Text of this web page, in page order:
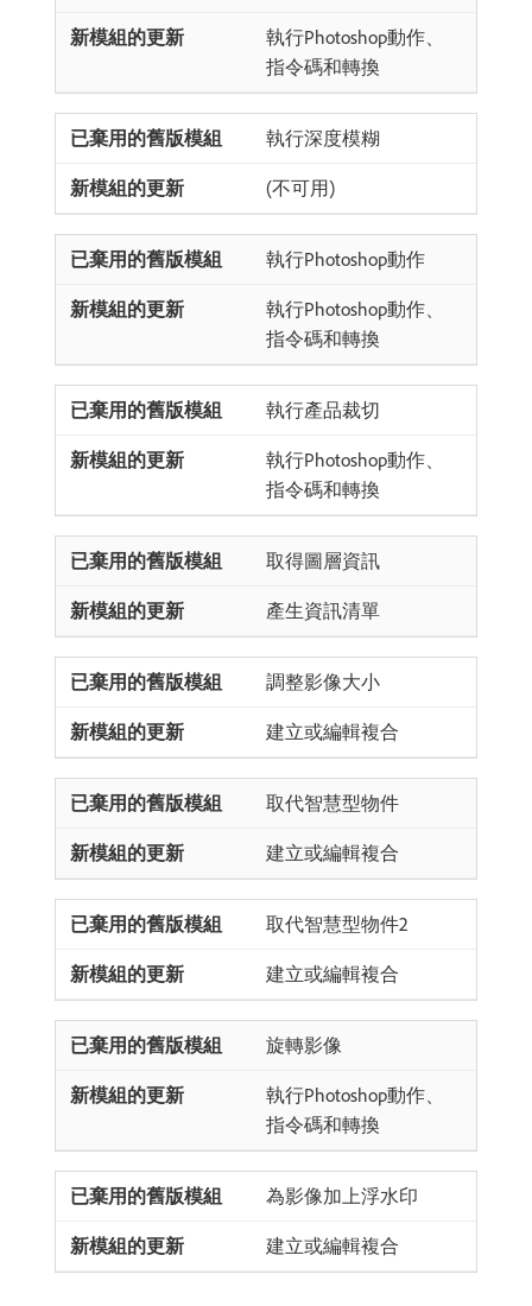
執行Photoshop動作、
指令碼和轉換
執行深度模糊
(不可用)
執行Photoshop動作
執行Photoshop動作、
指令碼和轉換
執行產品裁切
執行Photoshop動作、
指令碼和轉換
取得圖層資訊
產生資訊清單
調整影像大小
建立或編輯複合
取代智慧型物件
建立或編輯複合
取代智慧型物件2
建立或編輯複合
旋轉影像
執行Photoshop動作、
指令碼和轉換
為影像加上浮水印
建立或編輯複合